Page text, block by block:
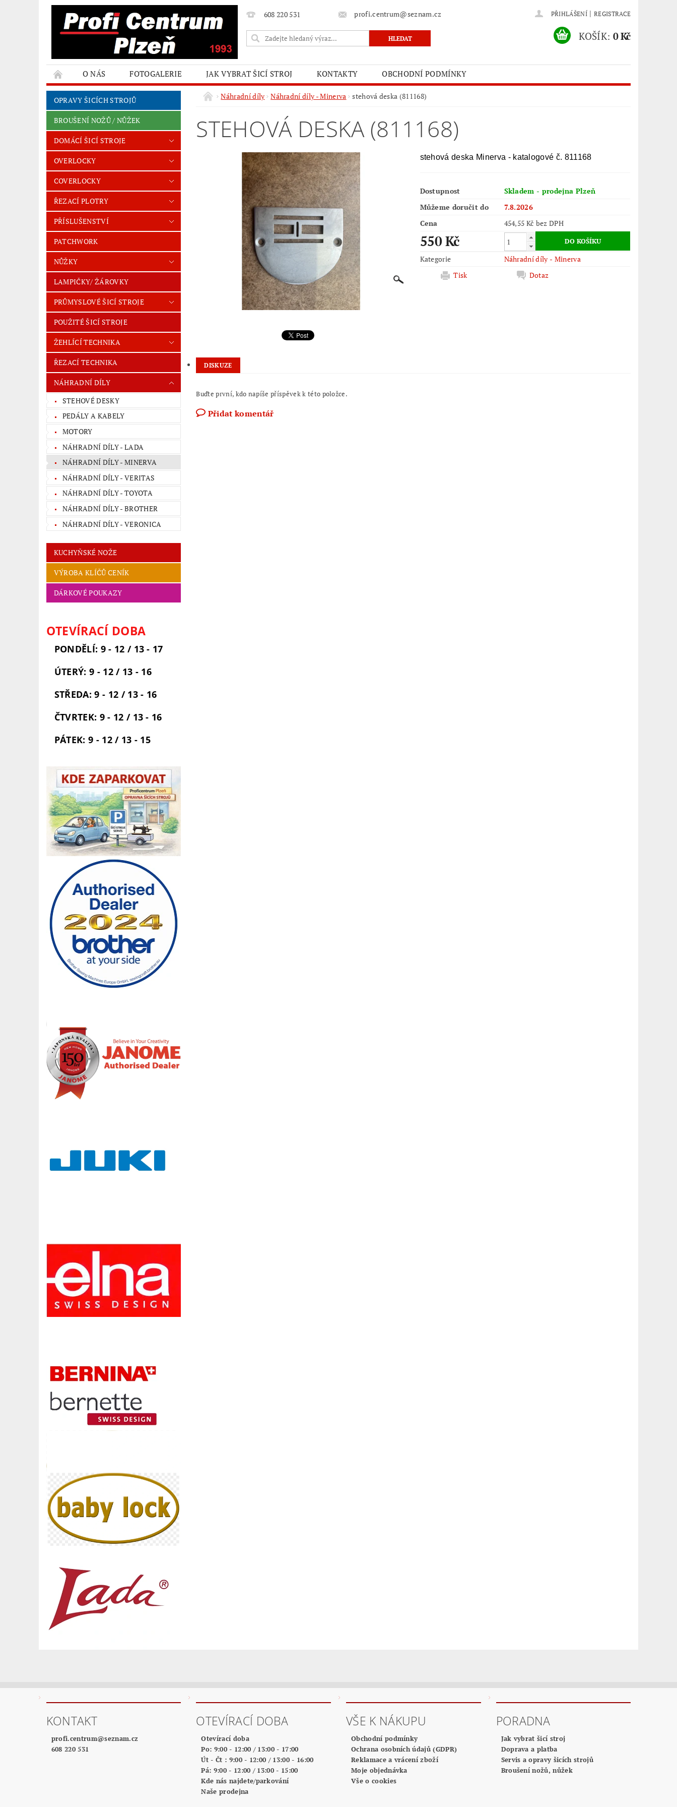
608 220 531 profi.centrum@seznam.cz PŘIHLÁŠENÍ | REGISTRACE
KOŠÍK: 0 Kč
O NÁS FOTOGALERIE JAK VYBRAT ŠICÍ STROJ KONTAKTY OBCHODNÍ PODMÍNKY
OPRAVY ŠICÍCH STROJŮ
BROUŠENÍ NOŽŮ / NŮŽEK
DOMÁCÍ ŠICÍ STROJE
OVERLOCKY
COVERLOCKY
ŘEZACÍ PLOTRY
PŘÍSLUŠENSTVÍ
PATCHWORK
NŮŽKY
LAMPIČKY/ ŽÁROVKY
PRŮMYSLOVÉ ŠICÍ STROJE
POUŽITÉ ŠICÍ STROJE
ŽEHLÍCÍ TECHNIKA
ŘEZACÍ TECHNIKA
NÁHRADNÍ DÍLY
STEHOVÉ DESKY
PEDÁLY A KABELY
MOTORY
NÁHRADNÍ DÍLY - LADA
NÁHRADNÍ DÍLY - MINERVA
NÁHRADNÍ DÍLY - VERITAS
NÁHRADNÍ DÍLY - TOYOTA
NÁHRADNÍ DÍLY - BROTHER
NÁHRADNÍ DÍLY - VERONICA
KUCHYŇSKÉ NOŽE
VÝROBA KLÍČŮ CENÍK
DÁRKOVÉ POUKAZY
OTEVÍRACÍ DOBA
PONDĚLÍ: 9 - 12 / 13 - 17
ÚTERÝ: 9 - 12 / 13 - 16
STŘEDA: 9 - 12 / 13 - 16
ČTVRTEK: 9 - 12 / 13 - 16
PÁTEK: 9 - 12 / 13 - 15
Náhradní díly Náhradní díly - Minerva stehová deska (811168)
STEHOVÁ DESKA (811168)
stehová deska Minerva - katalogové č. 811168
Dostupnost
Skladem - prodejna Plzeň
Můžeme doručit do
7.8.2026
Cena
454,55 Kč bez DPH
550 Kč
Kategorie
Náhradní díly - Minerva
Tisk
Dotaz
DISKUZE
Buďte první, kdo napíše příspěvek k této položce.
Přidat komentář
KONTAKT
profi.centrum@seznam.cz
608 220 531
OTEVÍRACÍ DOBA
Otevírací doba
Po: 9:00 - 12:00 / 13:00 - 17:00
Út - Čt : 9:00 - 12:00 / 13:00 - 16:00
Pá: 9:00 - 12:00 / 13:00 - 15:00
Kde nás najdete/parkování
Naše prodejna
VŠE K NÁKUPU
Obchodní podmínky
Ochrana osobních údajů (GDPR)
Reklamace a vrácení zboží
Moje objednávka
Vše o cookies
PORADNA
Jak vybrat šicí stroj
Doprava a platba
Servis a opravy šicích strojů
Broušení nožů, nůžek